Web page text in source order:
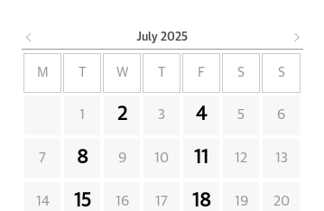
July 2025
M W F S S
1 2 3 4 5 6
7 8 9 10 11 12 13
14 15 16 17 18 19 20